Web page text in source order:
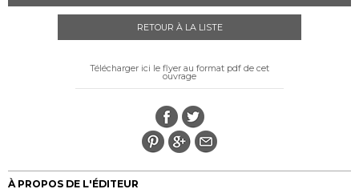
RETOUR À LA LISTE
Télécharger ici le flyer au format pdf de cet
ouvrage
À PROPOS DE L'ÉDITEUR